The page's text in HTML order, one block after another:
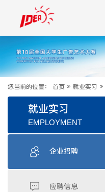
您当前的位置： 首页 » 就业实习 »
就业实习
EMPLOYMENT
企业招聘
应聘信息